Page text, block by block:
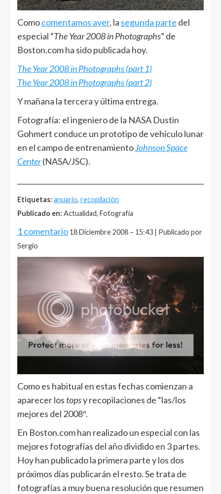
Comocomentamos ayer, la segunda parte del
especial “The Year 2008 in Photographs” de
Boston.com ha sido publicada hoy.
The Year 2008 in Photographs (part 1)
The Year 2008 in Photographs (part 2)
Y mañana la tercera y última entrega.
Fotografía: el ingeniero de la NASA Dustin
Gohmert conduce un prototipo de vehículo lunar
en el campo de entrenamientoJohnson Space
Center(NASA/JSC).
Etiquetas: anuario, recopilación
Publicado en: Actualidad, Fotografía
1 comentario 18 Diciembre 2008 – 15:43 | Publicado por
Sergio
Como es habitual en estas fechas comienzan a
aparecer los topsy recopilaciones de “las/los
mejores del 2008″.
En Boston.com han realizado un especial con las
mejores fotografías del año dividido en 3 partes.
Hoy han publicado la primera parte y los dos
próximos días publicarán el resto. Se trata de
fotografías a muy buena resolución que resumen